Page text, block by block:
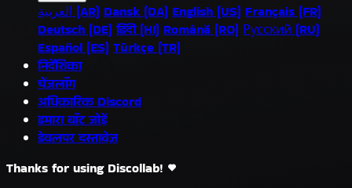
العربية (AR) Dansk (DA) English (US) Français (FR)
Deutsch (DE) हिंदी (HI) Română (RO) Русский (RU)
Español (ES) Türkçe (TR)
निर्देशिका
चेंजलॉग
अधिकारिक Discord
हमारा बॉट जोड़ें
डेवलपर दस्तावेज़
Thanks for using Discollab!